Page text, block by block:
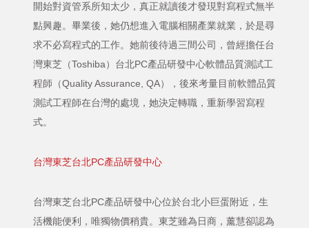
開始對資管系所知太少，真正就讀後才發現對寫程式無半
點興趣。畢業後，她仍想進入電腦相關產業就業，於是尋
求不必寫程式的工作。她前後待過三間公司，曾經擔任台
灣東芝（Toshiba）台北PC產品研發中心軟體品質測試工
程師（Quality Assurance, QA），後來考量目前軟體品質
測試工程師在台灣的處境，她決定轉職，重新學習寫程
式。
台灣東芝台北PC產品研發中心
台灣東芝台北PC產品研發中心位於台北小巨蛋附近，生
活機能便利，唯獨物價稍貴。東芝雖為日商，薰慧卻認為